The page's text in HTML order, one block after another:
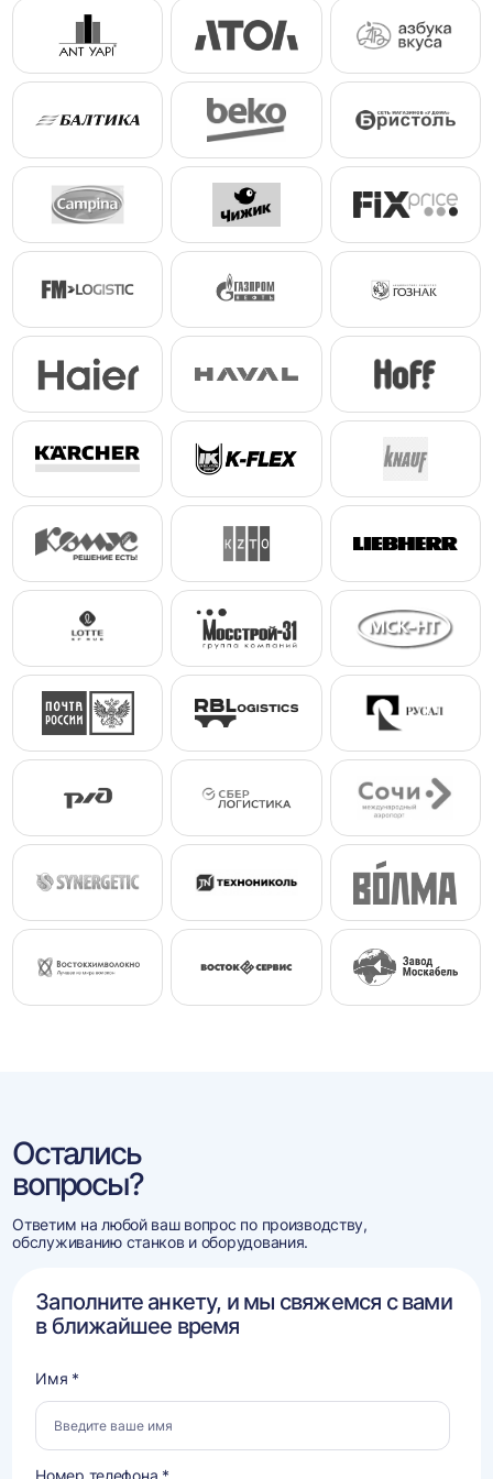
Остались
вопросы?
Ответим на любой ваш вопрос по производству,
обслуживанию станков и оборудования.
Заполните анкету, и мы свяжемся с вами
в ближайшее время
Имя *
Номер телефона *